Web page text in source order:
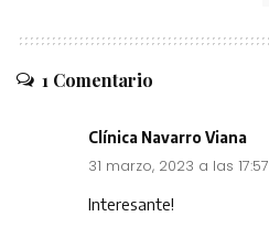
1 Comentario
Clínica Navarro Viana
31 marzo, 2023 a las 17:57
Interesante!